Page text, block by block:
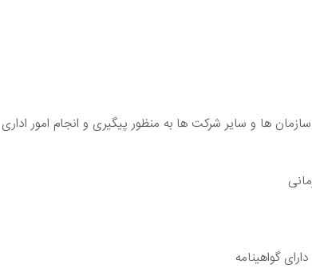
ها و سایر شرکت ها به منظور پیگیری و انجام امور اداری